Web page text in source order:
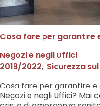
Cosa fare per garantire
Negozi e negli Uffici
2018/2022, Sicurezza
Cosa fare per garantire e
Negozi e negli Uffici? Mai